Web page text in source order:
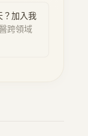
？加入我
跨領域